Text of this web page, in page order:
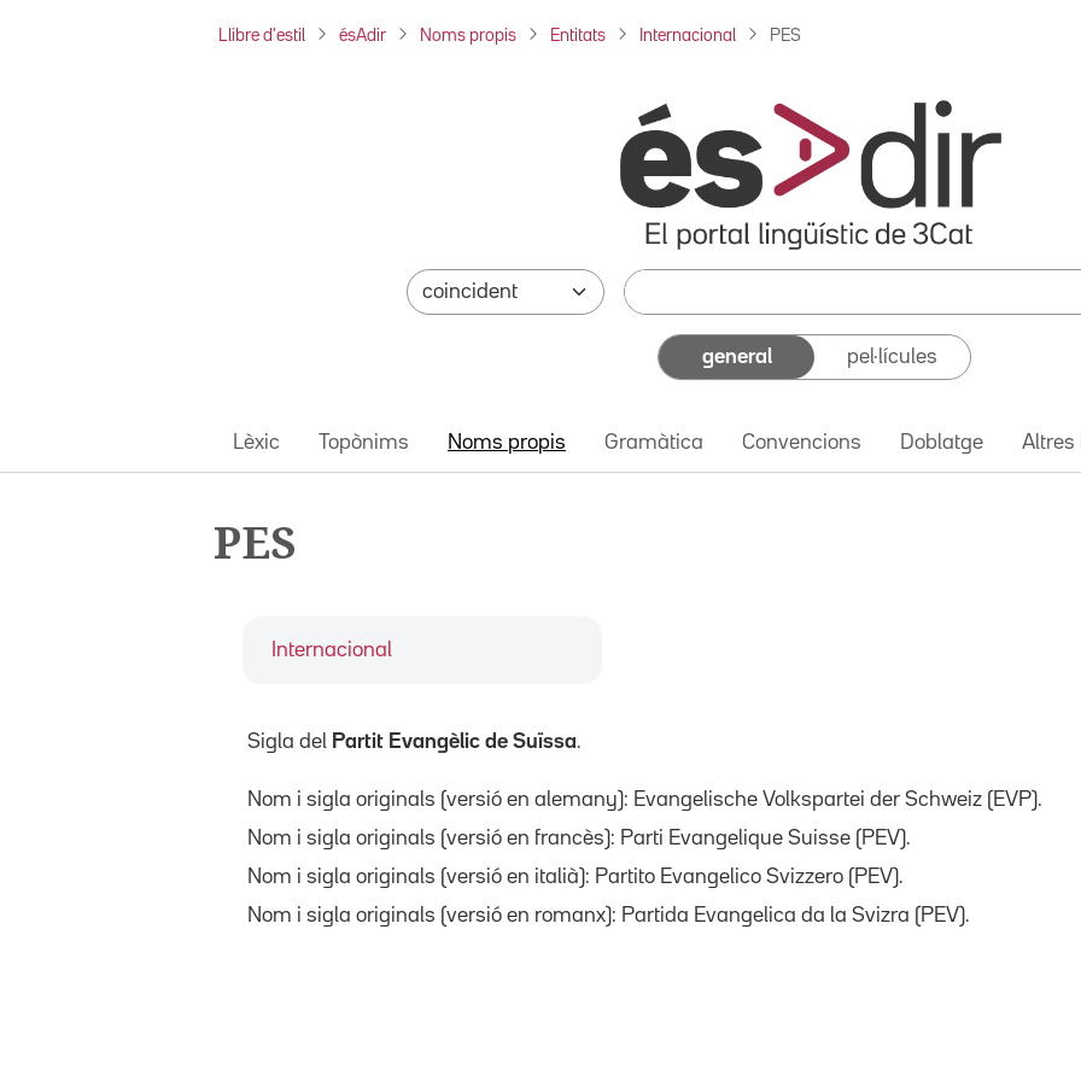
Llibre d'estil ésAdir Noms propis Entitats Internacional PES
general pel·lícules
Lèxic Topònims Noms propis Gramàtica Convencions Doblatge Altres
PES
Internacional
Sigla del Partit Evangèlic de Suïssa.
Nom i sigla originals (versió en alemany): Evangelische Volkspartei der Schweiz (EVP).
Nom i sigla originals (versió en francès): Parti Evangelique Suisse (PEV).
Nom i sigla originals (versió en italià): Partito Evangelico Svizzero (PEV).
Nom i sigla originals (versió en romanx): Partida Evangelica da la Svizra (PEV).